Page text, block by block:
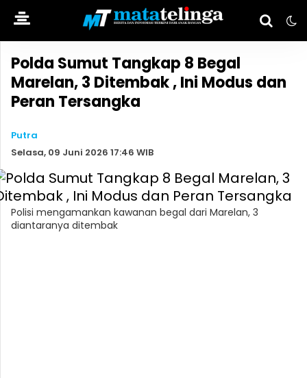
Polda Sumut Tangkap 8 Begal
Marelan, 3 Ditembak , Ini Modus dan
Peran Tersangka
Putra
Selasa, 09 Juni 2026 17:46 WIB
Polisi mengamankan kawanan begal dari Marelan, 3
diantaranya ditembak